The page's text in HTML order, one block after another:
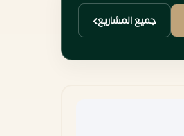
جميع المشاريع